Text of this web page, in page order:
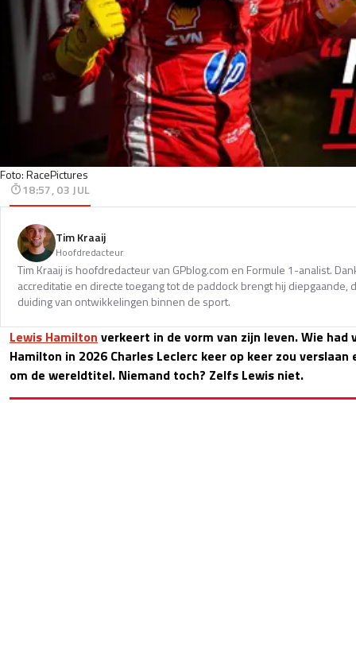
Foto: RacePictures
18:57, 03 JUL
Tim Kraaij
Hoofdredacteur
Tim Kraaij is hoofdredacteur van GPblog.com en Formule 1-analist.
accreditatie en directe toegang tot de paddock brengt hij diepgaande,
duiding van ontwikkelingen binnen de sport.
Lewis Hamilton verkeert in de vorm van zijn leven. Wie
Hamilton in 2026 Charles Leclerc keer op keer zou verslaan
om de wereldtitel. Niemand toch? Zelfs Lewis niet.